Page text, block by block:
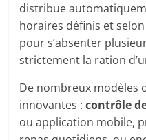
distribue
horaires définis et
pour s’absenter
strictement la ration
De nombreux modèles
innovantes :contrôle
ou application mobile,